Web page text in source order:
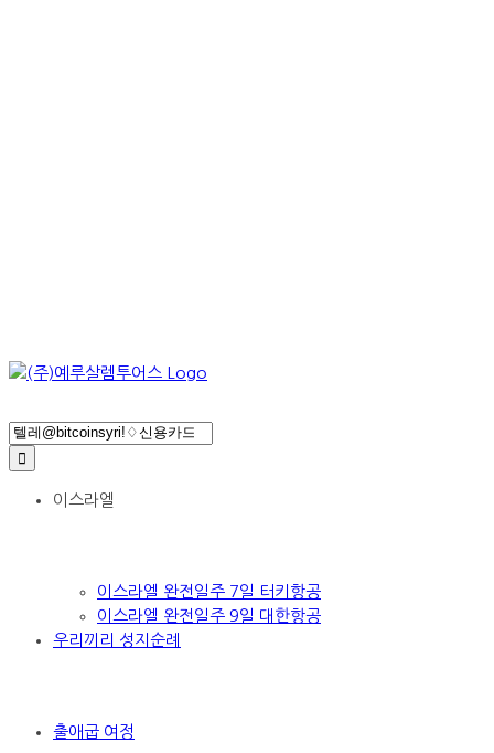
Search
for:
이스라엘
이스라엘 완전일주 7일 터키항공
이스라엘 완전일주 9일 대한항공
우리끼리 성지순례
출애굽 여정